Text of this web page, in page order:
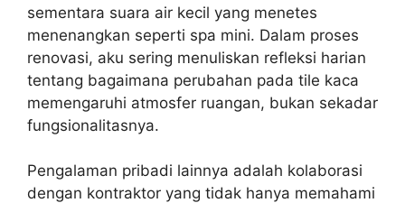
sementara suara air kecil yang menetes
menenangkan seperti spa mini. Dalam proses
renovasi, aku sering menuliskan refleksi harian
tentang bagaimana perubahan pada tile kaca
memengaruhi atmosfer ruangan, bukan sekadar
fungsionalitasnya.
Pengalaman pribadi lainnya adalah kolaborasi
dengan kontraktor yang tidak hanya memahami